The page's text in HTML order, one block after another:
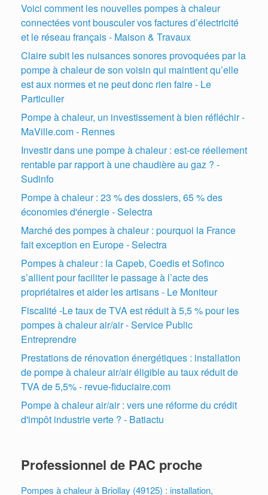
Voici comment les nouvelles pompes à chaleur
connectées vont bousculer vos factures d’électricité
et le réseau français - Maison & Travaux
Claire subit les nuisances sonores provoquées par la
pompe à chaleur de son voisin qui maintient qu’elle
est aux normes et ne peut donc rien faire - Le
Particulier
Pompe à chaleur, un investissement à bien réfléchir -
MaVille.com - Rennes
Investir dans une pompe à chaleur : est-ce réellement
rentable par rapport à une chaudière au gaz ? -
Sudinfo
Pompe à chaleur : 23 % des dossiers, 65 % des
économies d'énergie - Selectra
Marché des pompes à chaleur : pourquoi la France
fait exception en Europe - Selectra
Pompes à chaleur : la Capeb, Coedis et Sofinco
s’allient pour faciliter le passage à l’acte des
propriétaires et aider les artisans - Le Moniteur
Fiscalité -Le taux de TVA est réduit à 5,5 % pour les
pompes à chaleur air/air - Service Public
Entreprendre
Prestations de rénovation énergétiques : installation
de pompe à chaleur air/air éligible au taux réduit de
TVA de 5,5% - revue-fiduciaire.com
Pompe à chaleur air/air : vers une réforme du crédit
d'impôt industrie verte ? - Batiactu
Professionnel de PAC proche
Pompes à chaleur à Briollay (49125) : installation,